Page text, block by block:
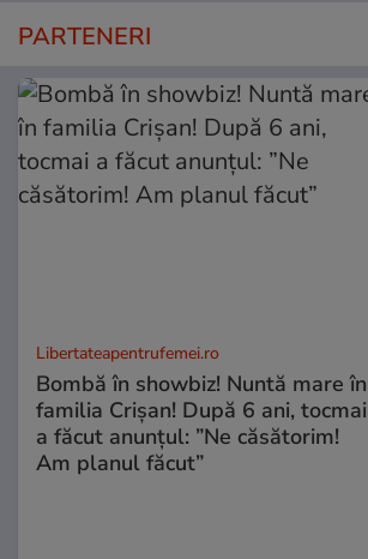
PARTENERI
Libertateapentrufemei.ro
Bombă în showbiz! Nuntă mare în
familia Crișan! După 6 ani, tocmai
a făcut anunțul: ”Ne căsătorim!
Am planul făcut”